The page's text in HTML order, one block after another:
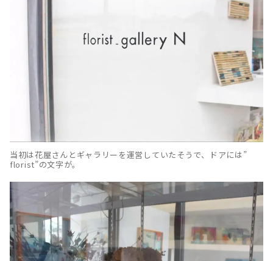
当初は花屋さんとギャラリーを運営していたそうで、ドアには”
florist”の文字が。